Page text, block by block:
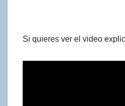
Si quieres ver el video